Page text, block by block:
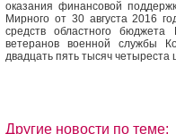
оказания финансовой
Мирного от 30 августа 2016
средств областного бюджета
ветеранов военной службы
двадцать пять тысяч четыреста
Другие новости по теме: